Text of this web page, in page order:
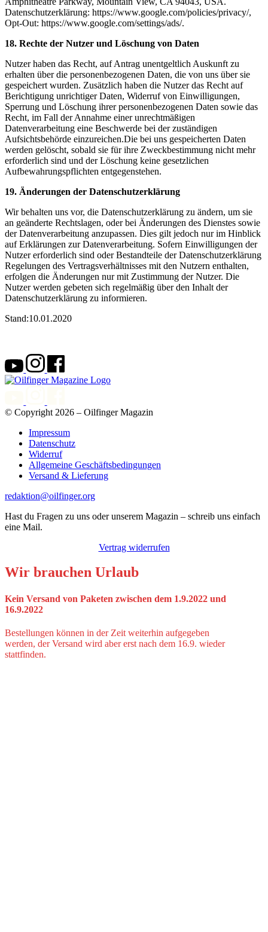
Datenschutzerklärung: https://www.google.com/policies/privacy/,
Opt-Out: https://www.google.com/settings/ads/.
18. Rechte der Nutzer und Löschung von Daten
Nutzer haben das Recht, auf Antrag unentgeltlich Auskunft zu
erhalten über die personenbezogenen Daten, die von uns über sie
gespeichert wurden. Zusätzlich haben die Nutzer das Recht auf
Berichtigung unrichtiger Daten, Widerruf von Einwilligungen,
Sperrung und Löschung ihrer personenbezogenen Daten sowie das
Recht, im Fall der Annahme einer unrechtmäßigen
Datenverarbeitung eine Beschwerde bei der zuständigen
Aufsichtsbehörde einzureichen.Die bei uns gespeicherten Daten
werden gelöscht, sobald sie für ihre Zweckbestimmung nicht mehr
erforderlich sind und der Löschung keine gesetzlichen
Aufbewahrungspflichten entgegenstehen.
19. Änderungen der Datenschutzerklärung
Wir behalten uns vor, die Datenschutzerklärung zu ändern, um sie
an geänderte Rechtslagen, oder bei Änderungen des Dienstes sowie
der Datenverarbeitung anzupassen. Dies gilt jedoch nur im Hinblick
auf Erklärungen zur Datenverarbeitung. Sofern Einwilligungen der
Nutzer erforderlich sind oder Bestandteile der Datenschutzerklärung
Regelungen des Vertragsverhältnisses mit den Nutzern enthalten,
erfolgen die Änderungen nur mit Zustimmung der Nutzer. Die
Nutzer werden gebeten sich regelmäßig über den Inhalt der
Datenschutzerklärung zu informieren.
Stand:10.01.2020
© Copyright 2026 – Oilfinger Magazin
Impressum
Datenschutz
Widerruf
Allgemeine Geschäftsbedingungen
Versand & Lieferung
redaktion@oilfinger.org
Hast du Fragen zu uns oder unserem Magazin – schreib uns einfach
eine Mail.
Vertrag widerrufen
Wir brauchen Urlaub
Kein Versand von Paketen zwischen dem 1.9.2022 und
16.9.2022
Bestellungen können in der Zeit weiterhin aufgegeben
werden, der Versand wird aber erst nach dem 16.9. wieder
stattfinden.